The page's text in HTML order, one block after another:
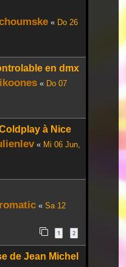
« Do 26
en dmx
« Do 07
à Nice
« Mi 06 Jun,
« Sa 12
1 2
de Jean Michel